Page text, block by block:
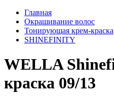
Главная
Окрашивание волос
Тонирующая крем-краска
SHINEFINITY
WELLA
краска 09/13